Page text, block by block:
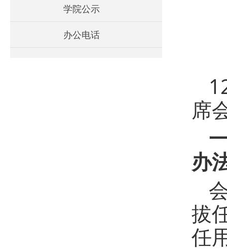
学院公示
办公电话
席
办
拔
任